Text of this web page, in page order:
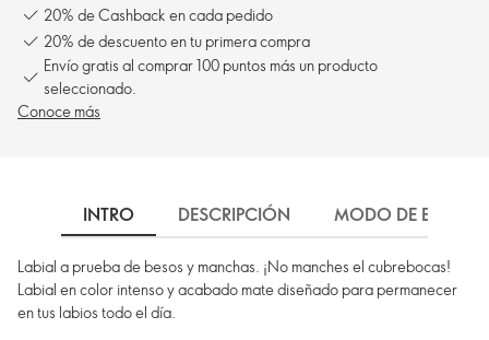
20% de Cashback en cada pedido
20% de descuento en tu primera compra
Envío gratis al comprar 100 puntos más un producto
seleccionado.
Conoce más
INTRO DESCRIPCIÓN MODO DE EMPLEO
Labial a prueba de besos y manchas. ¡No manches el cubrebocas!
Labial en color intenso y acabado mate diseñado para permanecer
en tus labios todo el día.